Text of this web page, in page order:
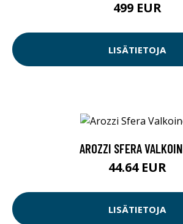
499 EUR
LISÄTIETOJA
AROZZI SFERA
44.64 EUR
LISÄTIETOJA